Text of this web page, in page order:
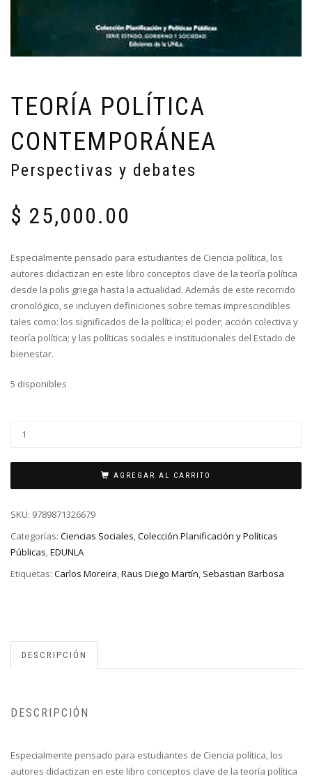
TEORÍA POLÍTICA
CONTEMPORÁNEA
Perspectivas y debates
$ 25,000.00
Especialmente pensado para estudiantes de Ciencia política, los
autores didactizan en este libro conceptos clave de la teoría política
desde la polis griega hasta la actualidad. Además de este recorrido
cronológico, se incluyen definiciones sobre temas imprescindibles
tales como: los significados de la política; el poder; acción colectiva y
teoría política; y las políticas sociales e institucionales del Estado de
bienestar.
5 disponibles
AGREGAR AL CARRITO
SKU: 9789871326679
Categorías: Ciencias Sociales,Colección Planificación y Políticas
Públicas,EDUNLA
Etiquetas: Carlos Moreira,Raus Diego Martín, Sebastian Barbosa
DESCRIPCIÓN
DESCRIPCIÓN
Especialmente pensado para estudiantes de Ciencia política, los
autores didactizan en este libro conceptos clave de la teoría política